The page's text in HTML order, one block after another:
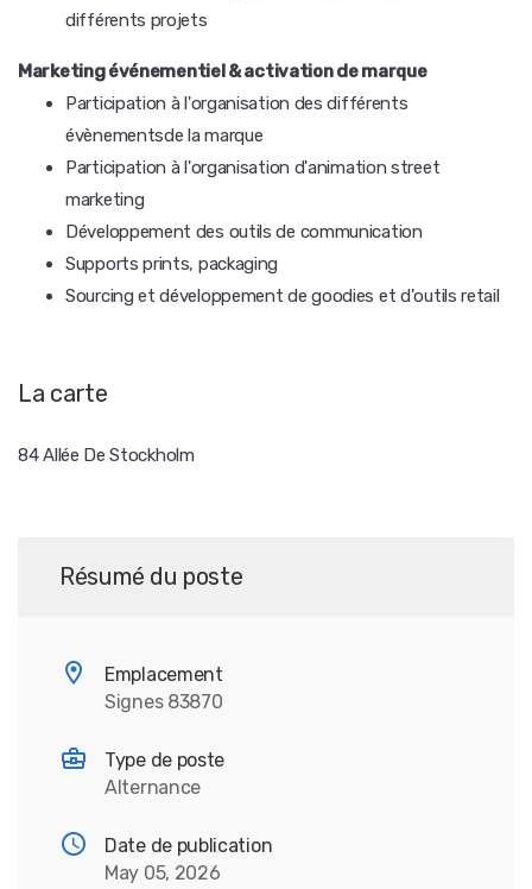
différents projets
Marketing événementiel & activation de marque
Participation à l'organisation des différents
évènementsde la marque
Participation à l'organisation d'animation street
marketing
Développement des outils de communication
Supports prints, packaging
Sourcing et développement de goodies et d'outils retail
La carte
84 Allée De Stockholm
Résumé du poste
Emplacement
Signes 83870
Type de poste
Alternance
Date de publication
May 05, 2026